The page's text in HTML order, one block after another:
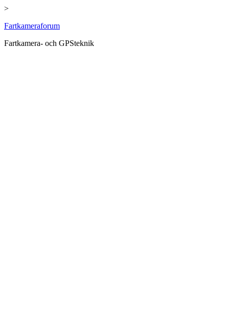
>
Hoppa
innehåll
Fartkameraforum
Fartkamera- och GPSteknik